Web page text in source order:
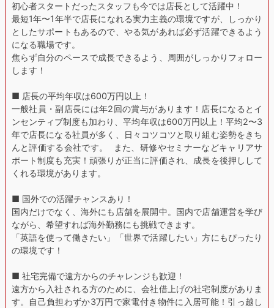
初心者スタートだったスタッフも今では店長として活躍中！
最短1年〜1年半で店長になれる実力主義の環境ですが、しっかり
としたサポートもあるので、やる気があれば必ず活躍できるよう
になる職場です。
焦らず自分のペースで成長できるよう、周囲がしっかりフォロー
します！
■ 店長の平均年収は600万円以上！
一般社員・副店長には年2回の賞与があります！店長になるとイ
ンセンティブ制度も加わり、平均年収は600万円以上！平均2〜3
年で店長になる社員が多く、日々コツコツと取り組む姿勢をきち
んと評価する会社です。 また、研修やセミナーなどキャリアサ
ポート制度も充実！頑張りが正当に評価され、成長を後押しして
くれる環境があります。
■ 国外での活躍チャンスあり！
国内だけでなく、海外にも店舗を展開中。国内で店舗運営を学び
ながら、希望すれば海外勤務にも挑戦できます。
「英語を使って働きたい」「世界で活躍したい」方にもぴったり
の環境です！
■ 社宅完備で遠方からのチャレンジも歓迎！
遠方から入社される方のために、会社借上げの社宅制度がありま
す。自己負担わずか3万円で家電付き物件に入居可能！引っ越し